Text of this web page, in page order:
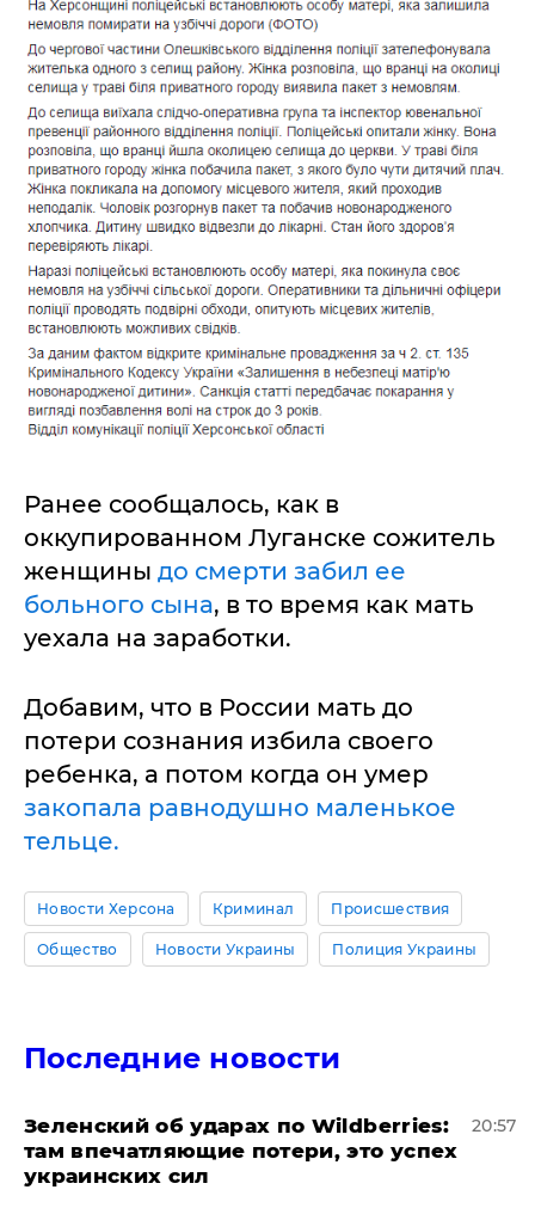
Ранее сообщалось, как в
оккупированном Луганске сожитель
женщины до смерти забил ее
больного сына, в то время как мать
уехала на заработки.
Добавим, что в России мать до
потери сознания избила своего
ребенка, а потом когда он умер
закопала равнодушно маленькое
тельце.
Новости Херсона Криминал Происшествия
Общество Новости Украины Полиция Украины
Последние новости
Зеленский об ударах по Wildberries:
там впечатляющие потери, это успех
украинских сил
20:57